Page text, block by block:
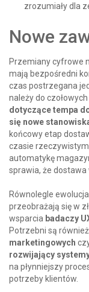
zrozumiały dla
Nowe
Przemiany cyfrowe
mają bezpośredni
czas postrzegana
należy do
dotyczące tempa
się nowe
końcowy etap
czasie
automatykę
sprawia, że dostawa
Równolegle
przeobrażają się w
wsparcia badaczy
Potrzebni są również
marketingowych
rozwijający
na płynniejszy
potrzeby klientów.